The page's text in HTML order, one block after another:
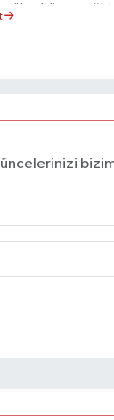
yüksek lisans
çalışmalar
Postası internet